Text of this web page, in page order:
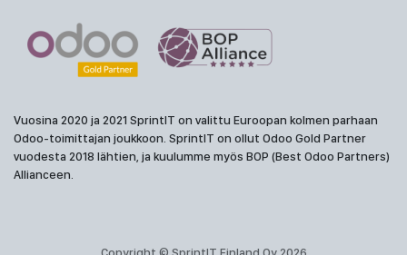
Vuosina 2020 ja 2021 SprintIT on valittu Euroopan kolmen parhaan
Odoo-toimittajan joukkoon. SprintIT on ollut Odoo Gold Partner
vuodesta 2018 lähtien, ja kuulumme myös BOP (Best Odoo Partners)
Allianceen.
Copyright © SprintIT Finland Oy 2026